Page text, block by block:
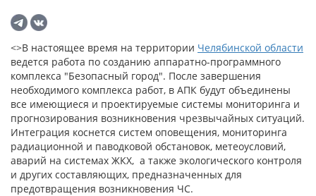
<>В настоящее время на территории Челябинской области
ведется работа по созданию аппаратно-программного
комплекса "Безопасный город". После завершения
необходимого комплекса работ, в АПК будут объединены
все имеющиеся и проектируемые системы мониторинга и
прогнозирования возникновения чрезвычайных ситуаций.
Интеграция коснется систем оповещения, мониторинга
радиационной и паводковой обстановок, метеоусловий,
аварий на системах ЖКХ, а также экологического контроля
и других составляющих, предназначенных для
предотвращения возникновения ЧС.